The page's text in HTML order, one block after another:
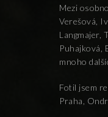
Mezi
Verešová,
Langmajer,
Puhajková,
mnoho
Fotil jsem
Praha,